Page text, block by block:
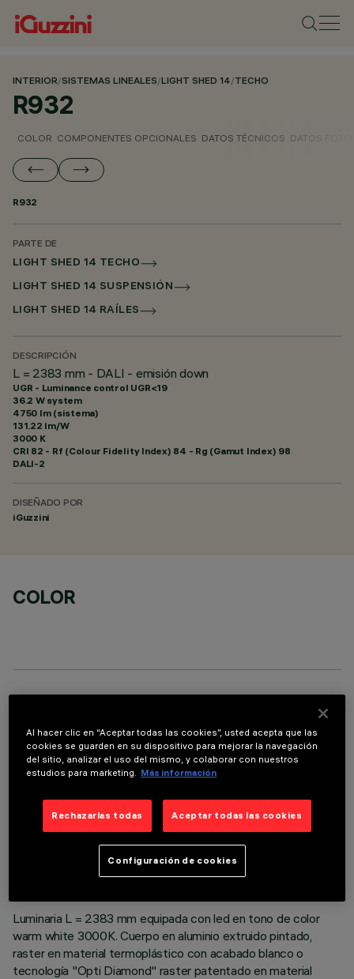
INTERIOR/SISTEMAS LINEALES/LIGHT SHED 14/TECHO
R932
COLOR COMPONENTES OPCIONALES DATOS TÉCNICOS DATOS
R932
PARTE DE
LIGHT SHED 14 TECHO
LIGHT SHED 14 SUSPENSIÓN
LIGHT SHED 14 RAÍLES
DESCRIPCIÓN
L = 2383 mm - DALI - emisión down
UGR - Luminance control UGR<19
36.2 W system
4750 lm (sistema)
131.22 lm/W
3000 K
CRI 82 - Rf (Colour Fidelity Index) 84 - Rg (Gamut Index) 98
DALI-2
DISEÑADO POR
iGuzzini
COLOR
DATOS TÉCNICOS
ÚLTIMA ACTUALIZACIÓN: 06/08/2026
Luminaria L = 2383 mm equipada con led en tono de color
warm white 3000K. Cuerpo en aluminio extruido pintado,
raster en material termoplástico con acabado blanco o
tecnología "Opti Diamond" raster patentado en material
Al hacer clic en “Aceptar todas las cookies”, usted acepta que las
cookies se guarden en su dispositivo para mejorar la navegación
del sitio, analizar el uso del mismo, y colaborar con nuestros
estudios para marketing. Más información
Rechazarlas todas Aceptar todas las cookies
Configuración de cookies